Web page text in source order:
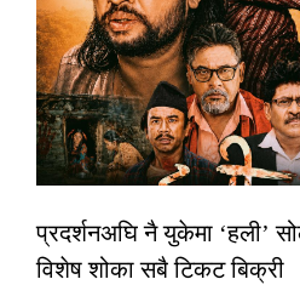
प्रदर्शनअघि नै युकेमा ‘हली’
विशेष शोका सबै टिकट बिक्री